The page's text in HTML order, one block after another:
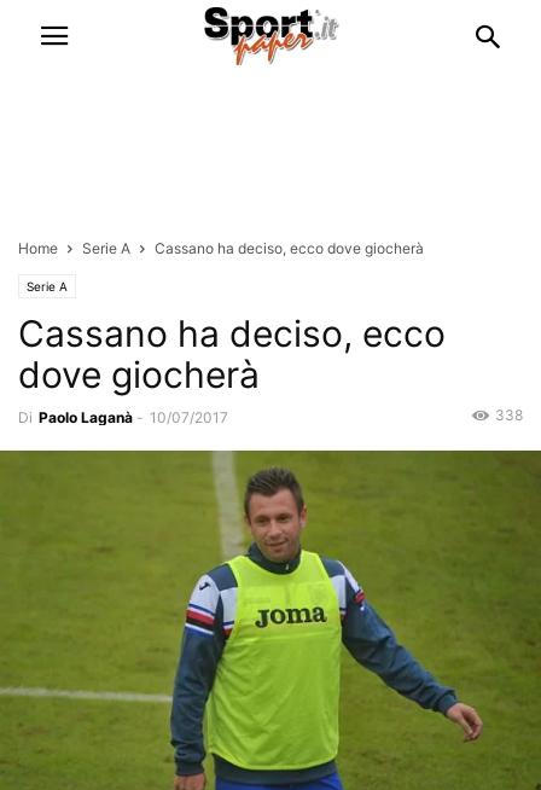
Home Serie A Cassano ha deciso, ecco dove giocherà
Serie A
Cassano ha deciso, ecco
dove giocherà
Di Paolo Laganà - 10/07/2017 338